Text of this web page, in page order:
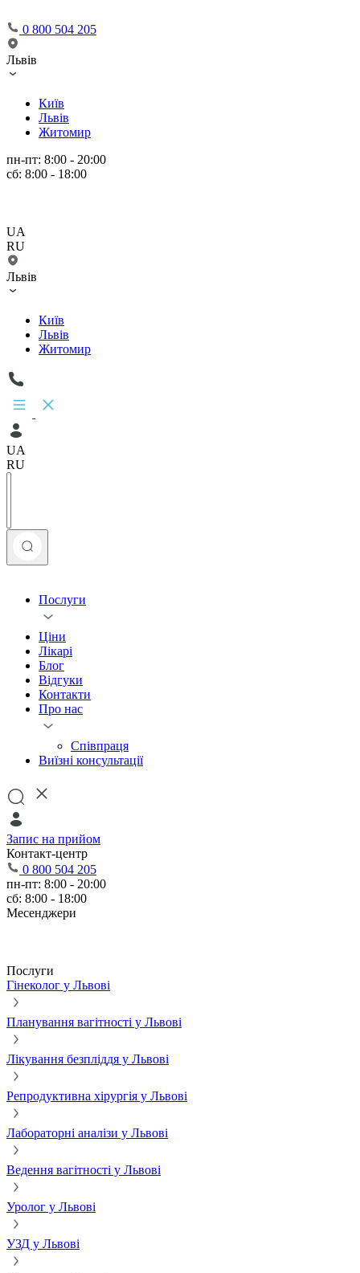
0 800 504 205
Львів
Київ
Львів
Житомир
пн-пт: 8:00 - 20:00
сб: 8:00 - 18:00
UA
RU
Львів
Київ
Львів
Житомир
UA
RU
Послуги
Ціни
Лікарі
Блог
Відгуки
Контакти
Про нас
Співпраця
Виїзні консультації
Запис на прийом
Контакт-центр
0 800 504 205
пн-пт: 8:00 - 20:00
сб: 8:00 - 18:00
Месенджери
Послуги
Гінеколог у Львові
Планування вагітності у Львові
Лікування безпліддя у Львові
Репродуктивна хірургія у Львові
Лабораторні аналізи у Львові
Ведення вагітності у Львові
Уролог у Львові
УЗД у Львові